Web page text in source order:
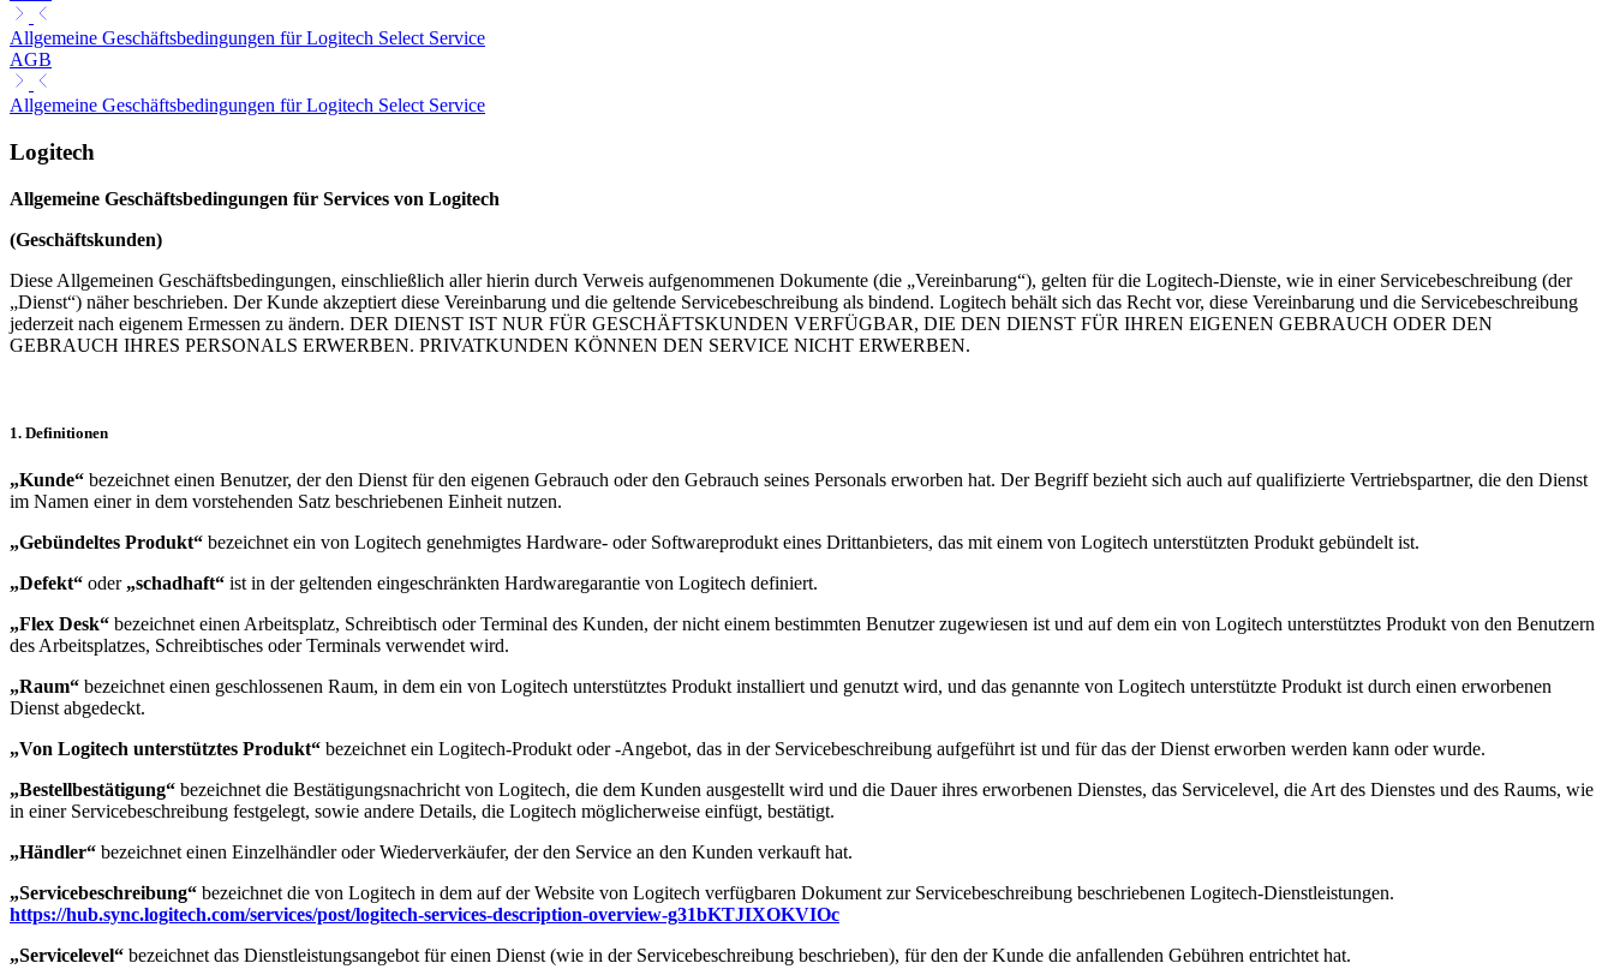
Allgemeine Geschäftsbedingungen für Logitech Select Service
AGB
Allgemeine Geschäftsbedingungen für Logitech Select Service
Logitech
Allgemeine Geschäftsbedingungen für Services von Logitech
(Geschäftskunden)
Diese Allgemeinen Geschäftsbedingungen, einschließlich aller hierin durch Verweis aufgenommenen Dokumente (die „Vereinbarung“), gelten für die Logitech-Dienste, wie in einer Servicebeschreibung (der
„Dienst“) näher beschrieben. Der Kunde akzeptiert diese Vereinbarung und die geltende Servicebeschreibung als bindend. Logitech behält sich das Recht vor, diese Vereinbarung und die Servicebeschreibung
jederzeit nach eigenem Ermessen zu ändern. DER DIENST IST NUR FÜR GESCHÄFTSKUNDEN VERFÜGBAR, DIE DEN DIENST FÜR IHREN EIGENEN GEBRAUCH ODER DEN
GEBRAUCH IHRES PERSONALS ERWERBEN. PRIVATKUNDEN KÖNNEN DEN SERVICE NICHT ERWERBEN.
1. Definitionen
„Kunde“ bezeichnet einen Benutzer, der den Dienst für den eigenen Gebrauch oder den Gebrauch seines Personals erworben hat. Der Begriff bezieht sich auch auf qualifizierte Vertriebspartner, die den Dienst
im Namen einer in dem vorstehenden Satz beschriebenen Einheit nutzen.
„Gebündeltes Produkt“ bezeichnet ein von Logitech genehmigtes Hardware- oder Softwareprodukt eines Drittanbieters, das mit einem von Logitech unterstützten Produkt gebündelt ist.
„Defekt“ oder „schadhaft“ ist in der geltenden eingeschränkten Hardwaregarantie von Logitech definiert.
„Flex Desk“ bezeichnet einen Arbeitsplatz, Schreibtisch oder Terminal des Kunden, der nicht einem bestimmten Benutzer zugewiesen ist und auf dem ein von Logitech unterstütztes Produkt von den Benutzern
des Arbeitsplatzes, Schreibtisches oder Terminals verwendet wird.
„Raum“ bezeichnet einen geschlossenen Raum, in dem ein von Logitech unterstütztes Produkt installiert und genutzt wird, und das genannte von Logitech unterstützte Produkt ist durch einen erworbenen
Dienst abgedeckt.
„Von Logitech unterstütztes Produkt“ bezeichnet ein Logitech-Produkt oder -Angebot, das in der Servicebeschreibung aufgeführt ist und für das der Dienst erworben werden kann oder wurde.
„Bestellbestätigung“ bezeichnet die Bestätigungsnachricht von Logitech, die dem Kunden ausgestellt wird und die Dauer ihres erworbenen Dienstes, das Servicelevel, die Art des Dienstes und des Raums, wie
in einer Servicebeschreibung festgelegt, sowie andere Details, die Logitech möglicherweise einfügt, bestätigt.
„Händler“ bezeichnet einen Einzelhändler oder Wiederverkäufer, der den Service an den Kunden verkauft hat.
„Servicebeschreibung“ bezeichnet die von Logitech in dem auf der Website von Logitech verfügbaren Dokument zur Servicebeschreibung beschriebenen Logitech-Dienstleistungen.
https://hub.sync.logitech.com/services/post/logitech-services-description-overview-g31bKTJIXOKVIOc
„Servicelevel“ bezeichnet das Dienstleistungsangebot für einen Dienst (wie in der Servicebeschreibung beschrieben), für den der Kunde die anfallenden Gebühren entrichtet hat.